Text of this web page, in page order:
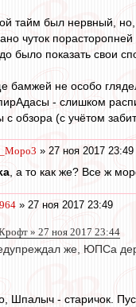
тайм был нервный,
чуток
было показать свои
бамжей не особо
- слишком
с обзора (с учётом
» 27 ноя 2017 23:49
, а то как же? Все ж
» 27 ноя 2017 23:49
» 27 ноя 2017 23:44
же, ЮПСа
Шпалыч - старичок.